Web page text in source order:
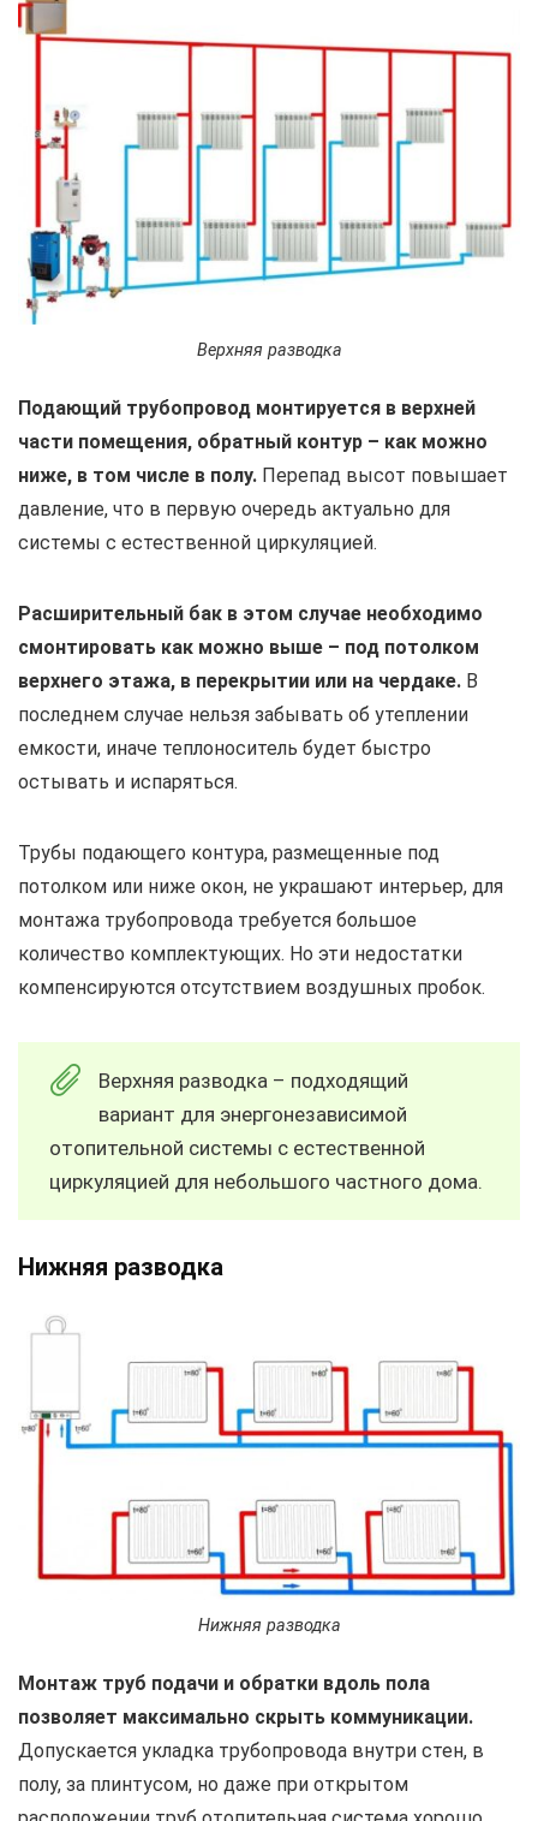
Верхняя разводка
Подающий трубопровод монтируется в верхней
части помещения, обратный контур – как можно
ниже, в том числе в полу. Перепад высот повышает
давление, что в первую очередь актуально для
системы с естественной циркуляцией.
Расширительный бак в этом случае необходимо
смонтировать как можно выше – под потолком
верхнего этажа, в перекрытии или на чердаке. В
последнем случае нельзя забывать об утеплении
емкости, иначе теплоноситель будет быстро
остывать и испаряться.
Трубы подающего контура, размещенные под
потолком или ниже окон, не украшают интерьер, для
монтажа трубопровода требуется большое
количество комплектующих. Но эти недостатки
компенсируются отсутствием воздушных пробок.
Верхняя разводка – подходящий
вариант для энергонезависимой
отопительной системы с естественной
циркуляцией для небольшого частного дома.
Нижняя разводка
Нижняя разводка
Монтаж труб подачи и обратки вдоль пола
позволяет максимально скрыть коммуникации.
Допускается укладка трубопровода внутри стен, в
полу, за плинтусом, но даже при открытом